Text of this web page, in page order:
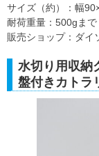
サイズ（約）：幅
耐荷重量：500gまで
販売ショップ：ダイ
水切り用収納
盤付きカトラ